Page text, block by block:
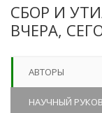
СБОР И
ВЧЕРА,
АВТОРЫ
НАУЧНЫЙ